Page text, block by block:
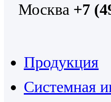
Москва +7
Продукция
Системная